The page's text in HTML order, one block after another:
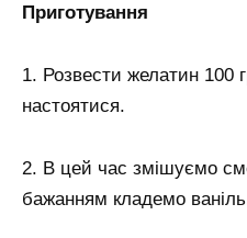
Приготування
1. Розвести желатин
настоятися.
2. В цей час змішуємо
бажанням кладемо